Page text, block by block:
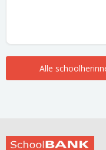
Alle